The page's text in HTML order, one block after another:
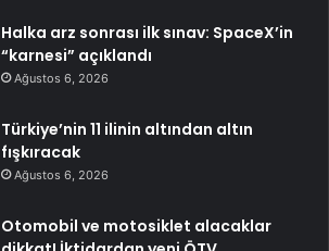
Halka arz sonrası ilk sınav: SpaceX’in
“karnesi” açıklandı
Ağustos 6, 2026
Türkiye’nin 11 ilinin altından altın
fışkıracak
Ağustos 6, 2026
Otomobil ve motosiklet alacaklar